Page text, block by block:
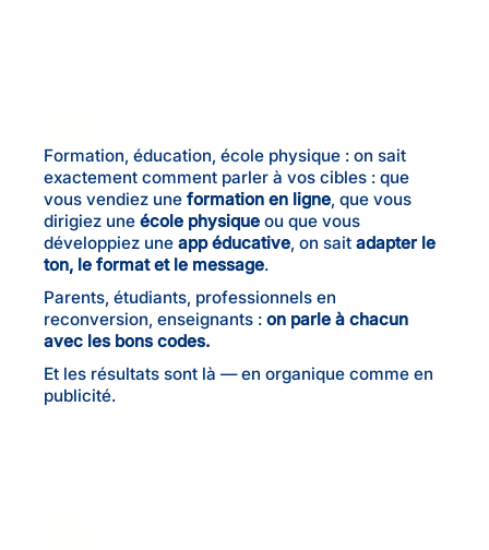
Formation, éducation, école physique : on sait
exactement comment parler à vos cibles : que
vous vendiez une formation en ligne, que vous
dirigiez une école physique ou que vous
développiez une app éducative, on sait adapter le
ton, le format et le message.
Parents, étudiants, professionnels en
reconversion, enseignants : on parle à chacun
avec les bons codes.
Et les résultats sont là — en organique comme en
publicité.